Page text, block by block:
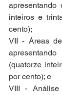
inteiros e
cento);
VII - Áreas
(quatorze
por cento); e
VIII -